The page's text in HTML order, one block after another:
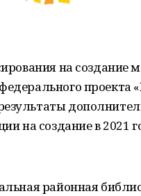
на создание
проекта
на создание в 2021
районная